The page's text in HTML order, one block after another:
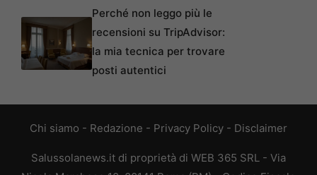
Perché non leggo più le
recensioni su TripAdvisor:
la mia tecnica per trovare
posti autentici
Chi siamo - Redazione - Privacy Policy - Disclaimer
Salussolanews.it di proprietà di WEB 365 SRL - Via